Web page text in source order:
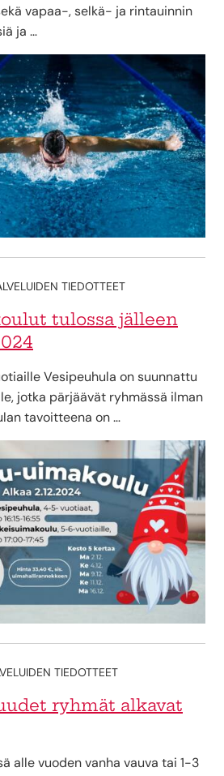
vapaa-, selkä- ja rintauinnin
ja …
TIEDOTTEET
tulossa jälleen
Vesipeuhula on suunnattu
jotka pärjäävät ryhmässä ilman
tavoitteena on …
TIEDOTTEET
ryhmät alkavat
alle vuoden vanha vauva tai 1-3